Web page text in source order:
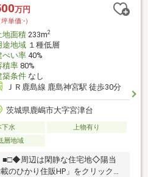
万円
坪単価:-）
地面積233m2
途地域１種低層
ぺい率40%
積率80%
築条件なし
ＪＲ鹿島線 鹿島神宮駅 徒歩30分
茨城県鹿嶋市大字宮津台
下水
上物有り
層地域
周辺は閑静な住宅地◇陽当
のひかり住販HP」をクリック